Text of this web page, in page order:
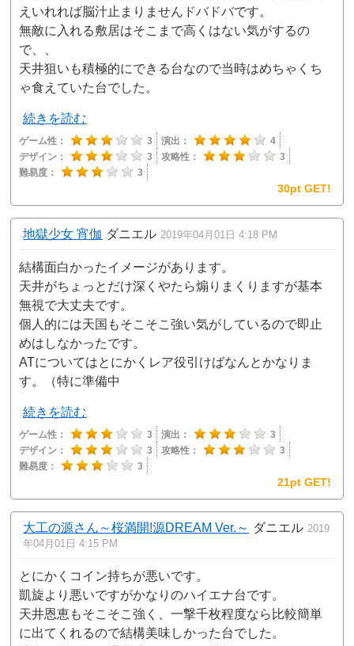
えいれれば脳汁止まりませんドバドバです。
無敵に入れる敷居はそこまで高くはない気がするの
で、、
天井狙いも積極的にできる台なので当時はめちゃくち
ゃ食えていた台でした。
続きを読む
ゲーム性： 3 演出：
4
デザイン：
3 攻略性：
3
難易度：
3
30pt GET!
地獄少女 宵伽 ダニエル 2019年04月01日 4:18 PM
結構面白かったイメージがあります。
天井がちょっとだけ深くやたら煽りまくりますが基本
無視で大丈夫です。
個人的には天国もそこそこ強い気がしているので即止
めはしなかったです。
ATについてはとにかくレア役引けばなんとかなりま
す。（特に準備中
続きを読む
ゲーム性： 3 演出：
3
デザイン：
3 攻略性：
3
難易度：
3
21pt GET!
大工の源さん～桜満開!源DREAM Ver.～ ダニエル 2019
年04月01日 4:15 PM
とにかくコイン持ちが悪いです。
凱旋より悪いですがかなりのハイエナ台です。
天井恩恵もそこそこ強く、一撃千枚程度なら比較簡単
に出てくれるので結構美味しかった台でした。